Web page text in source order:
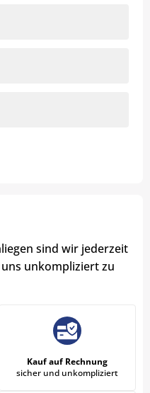
sind wir jederzeit
unkompliziert zu
Kauf auf Rechnung
sicher und unkompliziert